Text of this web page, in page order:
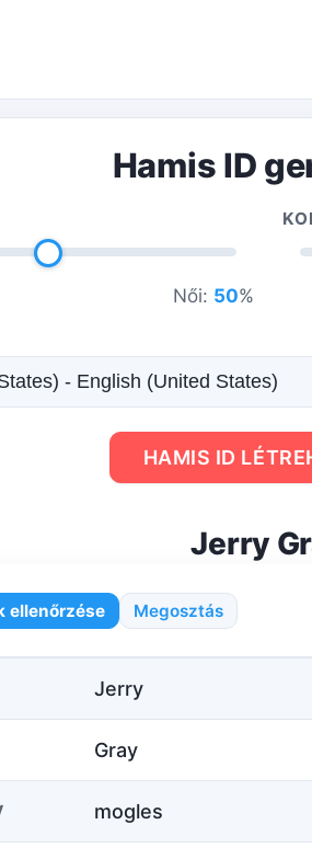
Hamis ID
Női: 50%
HAMIS ID
Jerry
ellenőrzése Megosztás
Jerry
Gray
mogles